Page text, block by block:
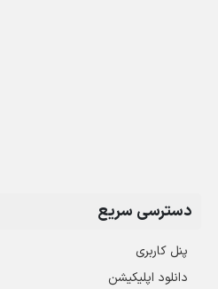
دسترسی سریع
پنل کاربری
دانلود اپلیکیشن